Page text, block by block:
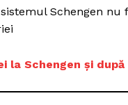
Schengen
la Schengen și